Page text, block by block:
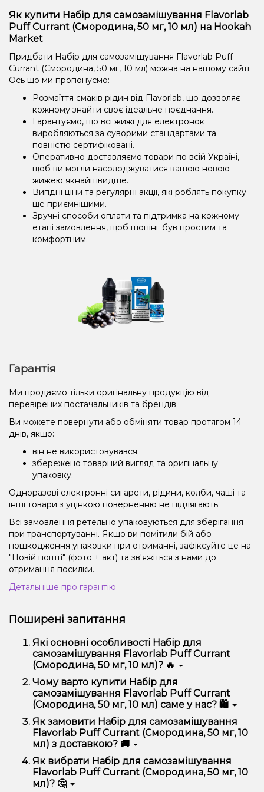
Як купити Набір для самозамішування Flavorlab
Puff Currant (Смородина, 50 мг, 10 мл) на Hookah
Market
Придбати Набір для самозамішування Flavorlab Puff
Currant (Смородина, 50 мг, 10 мл) можна на нашому сайті.
Ось що ми пропонуємо:
Розмаїття смаків рідин від Flavorlab, що дозволяє
кожному знайти своє ідеальне поєднання.
Гарантуємо, що всі жижі для електронок
виробляються за суворими стандартами та
повністю сертифіковані.
Оперативно доставляємо товари по всій Україні,
щоб ви могли насолоджуватися вашою новою
жижею якнайшвидше.
Вигідні ціни та регулярні акції, які роблять покупку
ще приємнішими.
Зручні способи оплати та підтримка на кожному
етапі замовлення, щоб шопінг був простим та
комфортним.
Гарантія
Ми продаємо тільки оригінальну продукцію від
перевірених постачальників та брендів.
Ви можете повернути або обміняти товар протягом 14
днів, якщо:
він не використовувався;
збережено товарний вигляд та оригінальну
упаковку.
Одноразові електронні сигарети, рідини, колби, чаші та
інші товари з уцінкою поверненню не підлягають.
Всі замовлення ретельно упаковуються для зберігання
при транспортуванні. Якщо ви помітили бій або
пошкодження упаковки при отриманні, зафіксуйте це на
"Новій пошті" (фото + акт) та зв'яжіться з нами до
отримання посилки.
Детальніше про гарантію
Поширені запитання
Які основні особливості Набір для
самозамішування Flavorlab Puff Currant
(Смородина, 50 мг, 10 мл)? 🔥
Набір для самозамішування Flavorlab Puff Currant
(Смородина, 50 мг, 10 мл) відрізняється високою
якістю, зручністю використання та надійністю.
Чому варто купити Набір для
самозамішування Flavorlab Puff Currant
(Смородина, 50 мг, 10 мл) саме у нас? 🛍️
Ми пропонуємо тільки оригінальну продукцію,
широкий асортимент, вигідні ціни та швидку
доставку. Крім того, у нас регулярні акції та знижки
для клієнтів!
Як замовити Набір для самозамішування
Flavorlab Puff Currant (Смородина, 50 мг, 10
мл) з доставкою? 🚚
Оформити замовлення можна в кілька кліків:
Додайте Набір для самозамішування Flavorlab
Puff Currant (Смородина, 50 мг, 10 мл) до
Як вибрати Набір для самозамішування
Flavorlab Puff Currant (Смородина, 50 мг, 10
мл)? 🤔